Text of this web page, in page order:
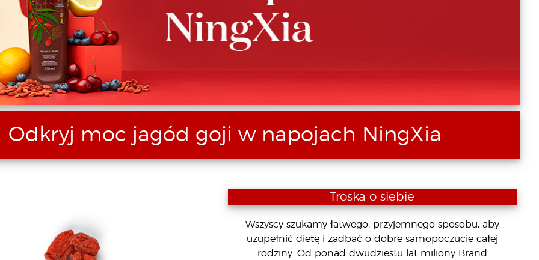
Odkryj moc jagód goji w napojach NingXia
Troska o siebie
Wszyscy szukamy łatwego, przyjemnego sposobu, aby
uzupełnić dietę i zadbać o dobre samopoczucie całej
rodziny. Od ponad dwudziestu lat miliony Brand